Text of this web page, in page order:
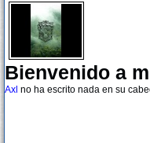
Bienvenido a
Axl no ha escrito nada en su